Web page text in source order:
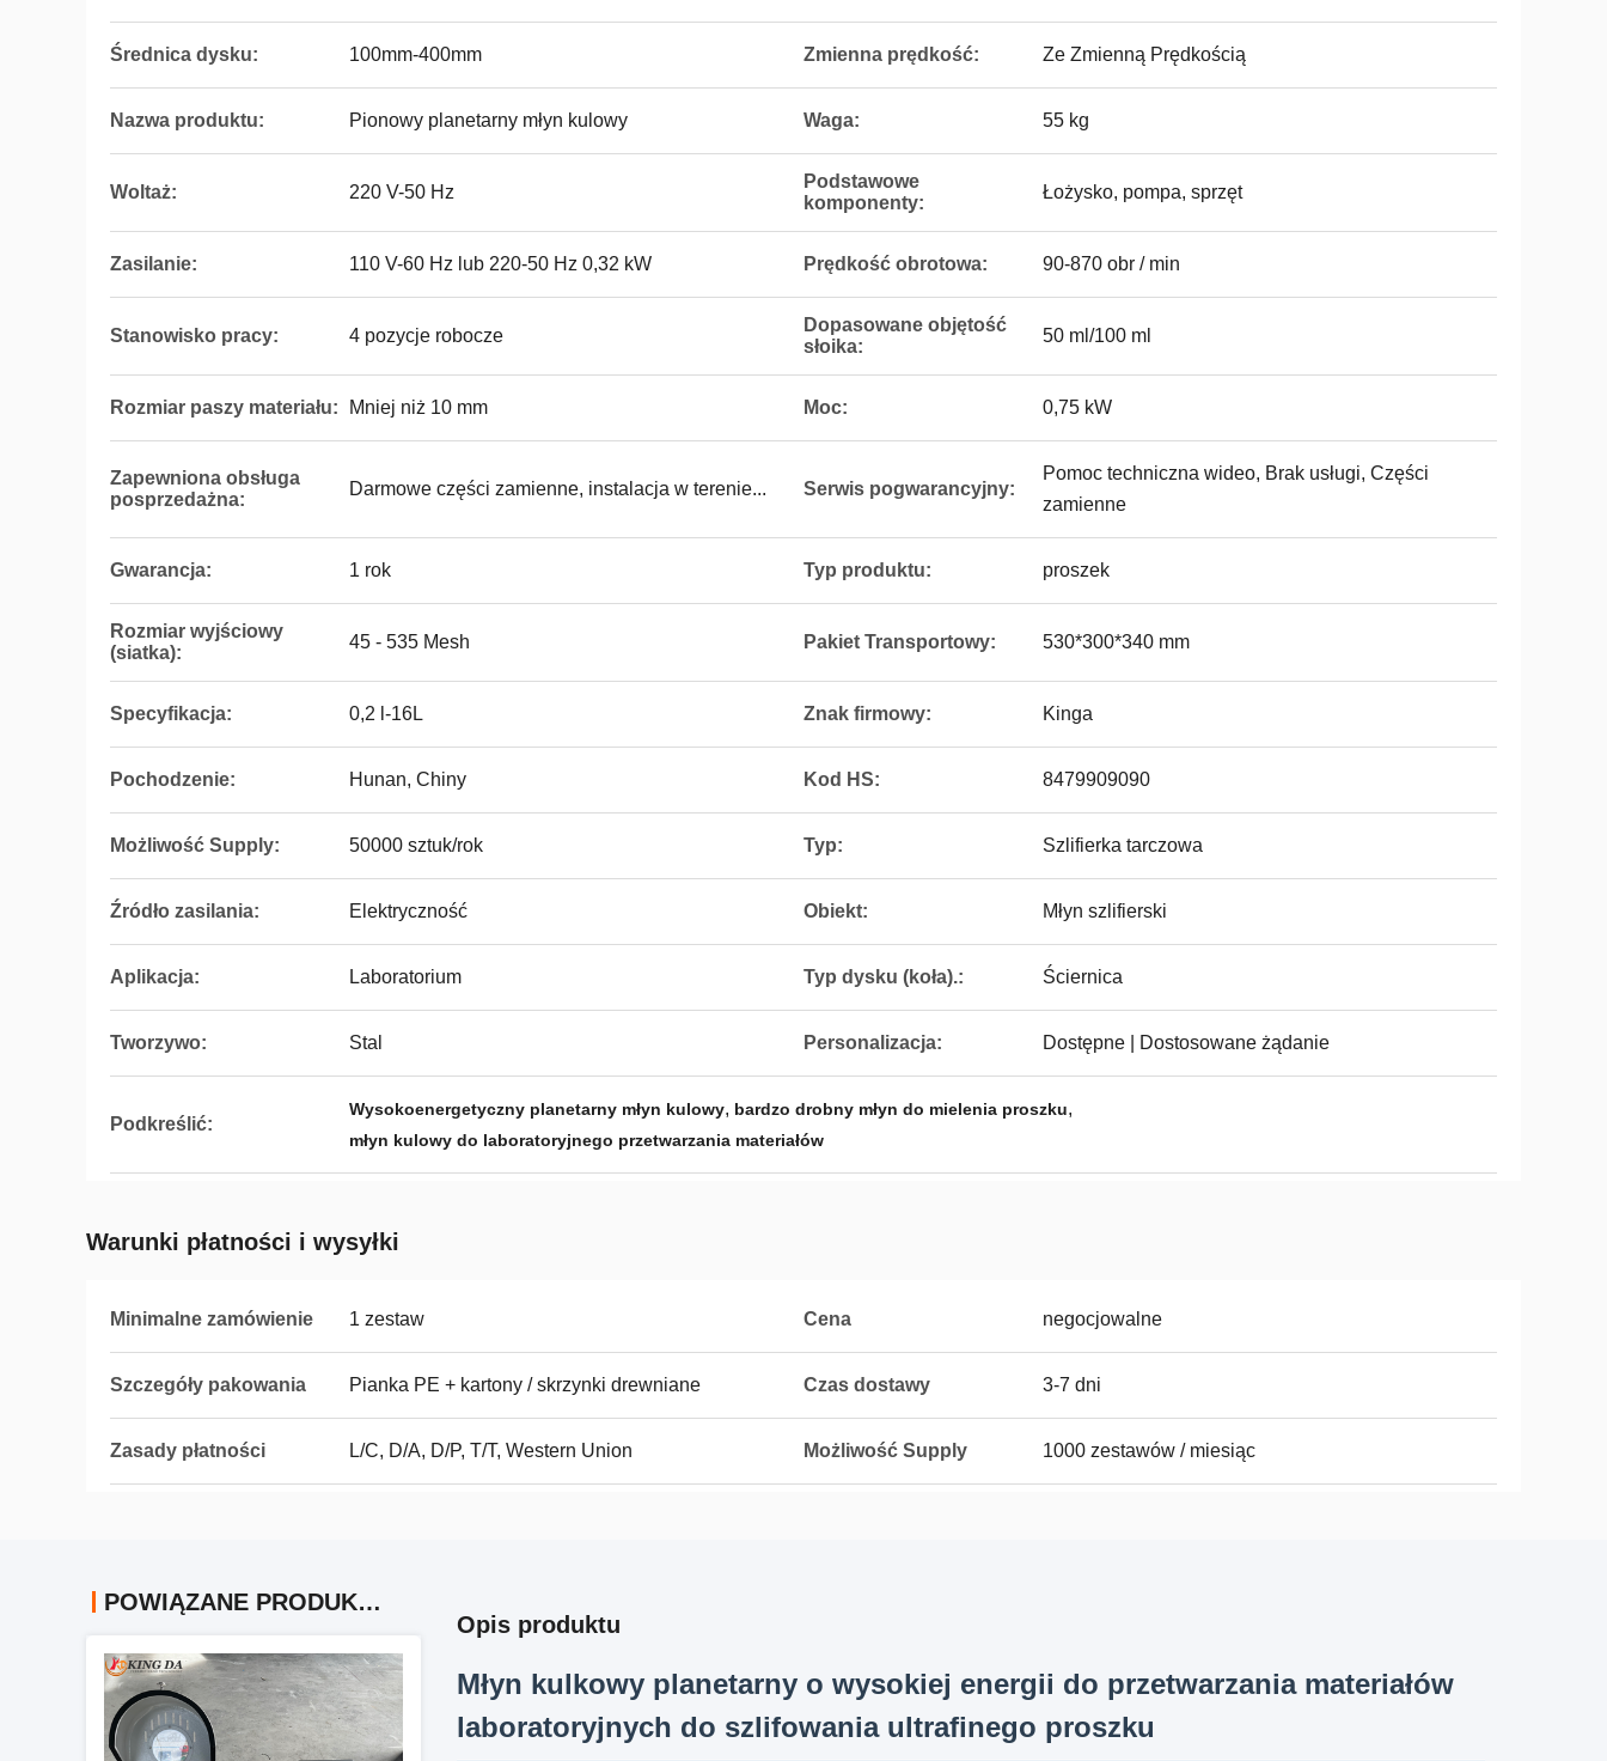
Średnica dysku: 100mm-400mm Zmienna prędkość: Ze Zmienną Prędkością
Nazwa produktu: Pionowy planetarny młyn kulowy Waga: 55 kg
Woltaż: 220 V-50 Hz
Podstawowe
komponenty:
Łożysko, pompa, sprzęt
Zasilanie: 110 V-60 Hz lub 220-50 Hz 0,32 kW Prędkość obrotowa: 90-870 obr / min
Stanowisko pracy: 4 pozycje robocze
Dopasowane objętość
słoika:
50 ml/100 ml
Rozmiar paszy materiału: Mniej niż 10 mm Moc: 0,75 kW
Zapewniona obsługa
posprzedażna:
Darmowe części zamienne, instalacja w terenie... Serwis pogwarancyjny:
Pomoc techniczna wideo, Brak usługi, Części
zamienne
Gwarancja: 1 rok Typ produktu: proszek
Rozmiar wyjściowy
(siatka):
45 - 535 Mesh Pakiet Transportowy: 530*300*340 mm
Specyfikacja: 0,2 l-16L Znak firmowy: Kinga
Pochodzenie: Hunan, Chiny Kod HS: 8479909090
Możliwość Supply: 50000 sztuk/rok Typ: Szlifierka tarczowa
Źródło zasilania: Elektryczność Obiekt: Młyn szlifierski
Aplikacja: Laboratorium Typ dysku (koła).: Ściernica
Tworzywo: Stal Personalizacja: Dostępne | Dostosowane żądanie
Podkreślić:
Wysokoenergetyczny planetarny młyn kulowy, bardzo drobny młyn do mielenia proszku,
młyn kulowy do laboratoryjnego przetwarzania materiałów
Warunki płatności i wysyłki
Minimalne zamówienie 1 zestaw Cena negocjowalne
Szczegóły pakowania Pianka PE + kartony / skrzynki drewniane Czas dostawy 3-7 dni
Zasady płatności L/C, D/A, D/P, T/T, Western Union Możliwość Supply 1000 zestawów / miesiąc
POWIĄZANE PRODUKTY
Opis produktu
Młyn kulkowy planetarny o wysokiej energii do przetwarzania materiałów
laboratoryjnych do szlifowania ultrafinego proszku